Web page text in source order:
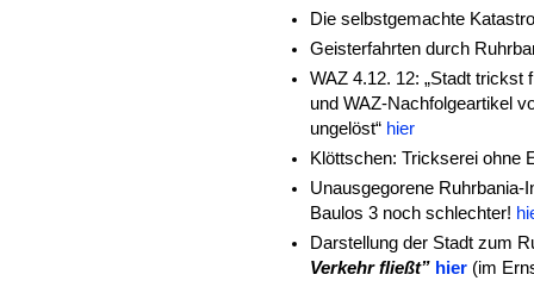
Die selbstgemachte
Geisterfahrten durch
WAZ 4.12. 12: „Stadt
und WAZ-Nachfolgeartikel
ungelöst“ hier
Klöttschen: Trickserei ohne
Unausgegorene Ruhrbania-
Baulos 3 noch schlechter!
Darstellung der Stadt zum
Verkehr fließt” hier (im